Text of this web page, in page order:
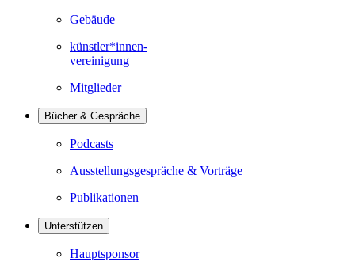
Gebäude
künstler*innen-
vereinigung
Mitglieder
Bücher & Gespräche
Podcasts
Ausstellungsgespräche & Vorträge
Publikationen
Unterstützen
Hauptsponsor